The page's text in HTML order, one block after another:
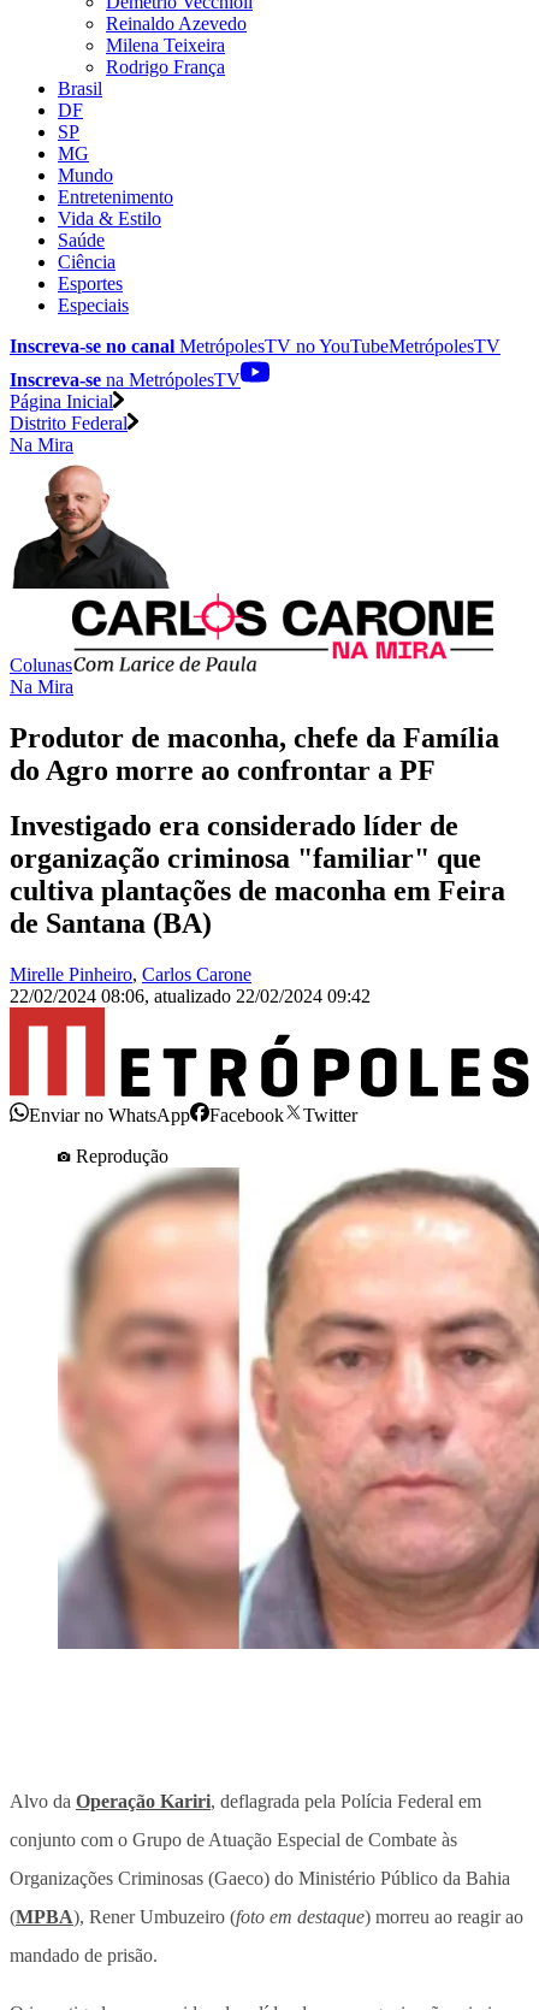
Reinaldo Azevedo
Milena Teixeira
Rodrigo França
Brasil
DF
SP
MG
Mundo
Entretenimento
Vida & Estilo
Saúde
Ciência
Esportes
Especiais
Inscreva-se no canal MetrópolesTV noYouTubeMetrópolesTV
Inscreva-se na MetrópolesTV
Página Inicial
Distrito Federal
Na Mira
Colunas
Na Mira
Produtor de maconha, chefe da Família
do Agro morre ao confrontar a PF
Investigado era considerado líder de
organização criminosa "familiar" que
cultiva plantações de maconha em Feira
de Santana (BA)
Mirelle Pinheiro, Carlos Carone
22/02/2024 08:06, atualizado 22/02/2024 09:42
Enviar no WhatsApp Facebook
Twitter
Reprodução
Alvo da Operação Kariri, deflagrada pela Polícia Federal em
conjunto com o Grupo de Atuação Especial de Combate às
Organizações Criminosas (Gaeco) do Ministério Público da Bahia
(MPBA), Rener Umbuzeiro (foto em destaque) morreu ao reagir ao
mandado de prisão.